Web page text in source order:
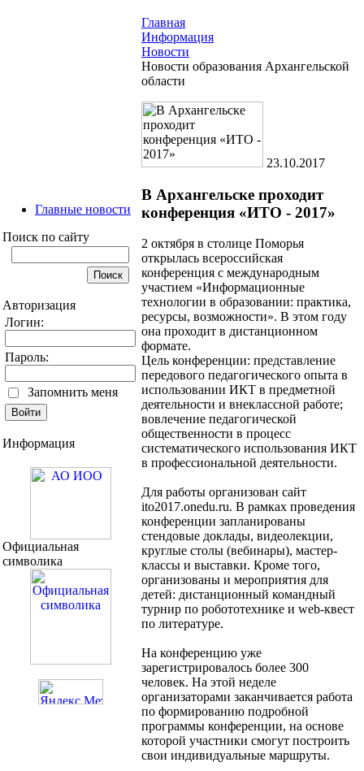
Главные новости
Поиск по сайту
Авторизация
Логин:
Пароль:
Запомнить меня
Информация
Официальная
символика
Главная
Информация
Новости
Новости образования Архангельской
области
23.10.2017
В Архангельске проходит
конференция «ИТО - 2017»
2 октября в столице Поморья
открылась всероссийская
конференция с международным
участием «Информационные
технологии в образовании: практика,
ресурсы, возможности». В этом году
она проходит в дистанционном
формате.
Цель конференции: представление
передового педагогического опыта в
использовании ИКТ в предметной
деятельности и внеклассной работе;
вовлечение педагогической
общественности в процесс
систематического использования ИКТ
в профессиональной деятельности.
Для работы организован сайт
ito2017.onedu.ru. В рамках проведения
конференции запланированы
стендовые доклады, видеолекции,
круглые столы (вебинары), мастер-
классы и выставки. Кроме того,
организованы и мероприятия для
детей: дистанционный командный
турнир по робототехнике и web-квест
по литературе.
На конференцию уже
зарегистрировалось более 300
человек. На этой неделе
организаторами заканчивается работа
по формированию подробной
программы конференции, на основе
которой участники смогут построить
свои индивидуальные маршруты.